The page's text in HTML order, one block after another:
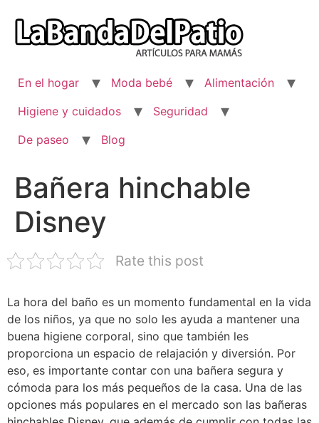
contenido
En el hogar Moda bebé
Alimentación
Higiene y cuidados
Seguridad
De paseo
Blog
Bañera hinchable
Disney
Rate this post
La hora del baño es un momento fundamental en la vida
de los niños, ya que no solo les ayuda a mantener una
buena higiene corporal, sino que también les
proporciona un espacio de relajación y diversión. Por
eso, es importante contar con una bañera segura y
cómoda para los más pequeños de la casa. Una de las
opciones más populares en el mercado son las bañeras